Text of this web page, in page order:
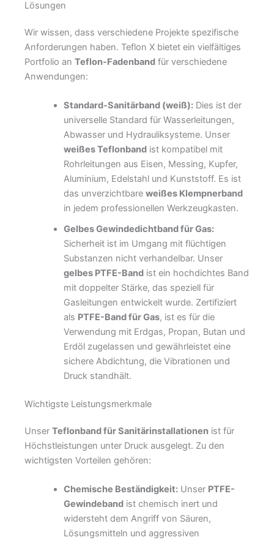
Lösungen
Wir wissen, dass verschiedene Projekte spezifische
Anforderungen haben. Teflon X bietet ein vielfältiges
Portfolio an Teflon-Fadenband für verschiedene
Anwendungen:
Standard-Sanitärband (weiß):Dies ist der
universelle Standard für Wasserleitungen,
Abwasser und Hydrauliksysteme. Unser
weißes Teflonbandist kompatibel mit
Rohrleitungen aus Eisen, Messing, Kupfer,
Aluminium, Edelstahl und Kunststoff. Es ist
das unverzichtbare weißes Klempnerband
in jedem professionellen Werkzeugkasten.
Gelbes Gewindedichtband für Gas:
Sicherheit ist im Umgang mit flüchtigen
Substanzen nicht verhandelbar. Unser
gelbes PTFE-Bandist ein hochdichtes Band
mit doppelter Stärke, das speziell für
Gasleitungen entwickelt wurde. Zertifiziert
als PTFE-Band für Gas, ist es für die
Verwendung mit Erdgas, Propan, Butan und
Erdöl zugelassen und gewährleistet eine
sichere Abdichtung, die Vibrationen und
Druck standhält.
Wichtigste Leistungsmerkmale
Unser Teflonband für Sanitärinstallationen ist für
Höchstleistungen unter Druck ausgelegt. Zu den
wichtigsten Vorteilen gehören:
Chemische Beständigkeit:Unser PTFE-
Gewindebandist chemisch inert und
widersteht dem Angriff von Säuren,
Lösungsmitteln und aggressiven